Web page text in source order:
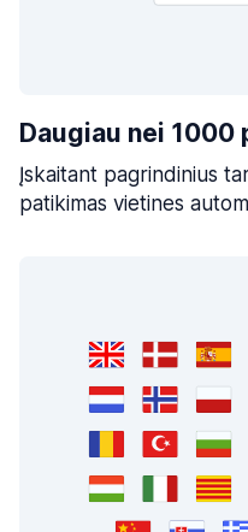
Daugiau nei 1000
Įskaitant pagrindinius
patikimas vietines